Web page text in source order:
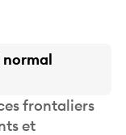
frontaliers
et